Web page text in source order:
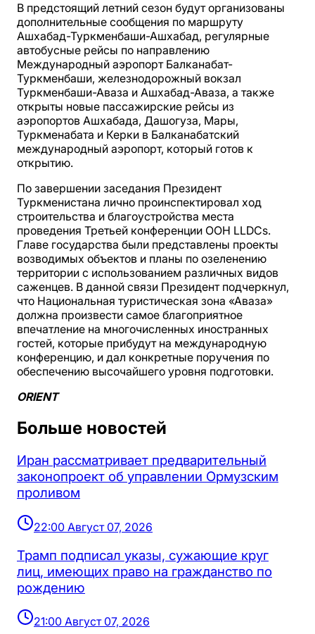
В предстоящий летний сезон будут организованы
дополнительные сообщения по маршруту
Ашхабад-Туркменбаши-Ашхабад, регулярные
автобусные рейсы по направлению
Международный аэропорт Балканабат-
Туркменбаши, железнодорожный вокзал
Туркменбаши-Аваза и Ашхабад-Аваза, а также
открыты новые пассажирские рейсы из
аэропортов Ашхабада, Дашогуза, Мары,
Туркменабата и Керки в Балканабатский
международный аэропорт, который готов к
открытию.
По завершении заседания Президент
Туркменистана лично проинспектировал ход
строительства и благоустройства места
проведения Третьей конференции ООН LLDCs.
Главе государства были представлены проекты
возводимых объектов и планы по озеленению
территории с использованием различных видов
саженцев. В данной связи Президент подчеркнул,
что Национальная туристическая зона «Аваза»
должна произвести самое благоприятное
впечатление на многочисленных иностранных
гостей, которые прибудут на международную
конференцию, и дал конкретные поручения по
обеспечению высочайшего уровня подготовки.
ORIENT
Больше новостей
Иран рассматривает предварительный
законопроект об управлении Ормузским
проливом
22:00 Август 07, 2026
Трамп подписал указы, сужающие круг
лиц, имеющих право на гражданство по
рождению
21:00 Август 07, 2026